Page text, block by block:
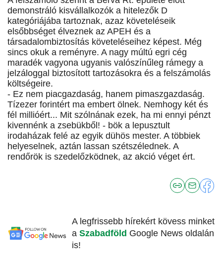
demonstráló kisvállalkozók a hitelezők D
kategóriájába tartoznak, azaz követeléseik
elsőbbséget élveznek az APEH és a
társadalombiztosítás követeléseihez képest. Még
sincs okuk a reményre. A nagy múltú egri cég
maradék vagyona ugyanis valószínűleg rámegy a
jelzáloggal biztosított tartozásokra és a felszámolás
költségeire.
- Ez nem piacgazdaság, hanem pimaszgazdaság.
Tízezer forintért ma embert ölnek. Nemhogy két és
fél millióért... Mit szólnának ezek, ha mi ennyi pénzt
kivennénk a zsebükből! - bök a lepusztult
irodaházak felé az egyik dühös mester. A többiek
helyeselnek, aztán lassan szétszélednek. A
rendőrök is szedelőzködnek, az akció véget ért.
A legfrissebb hírekért kövess minket
a Szabadföld Google News oldalán
is!